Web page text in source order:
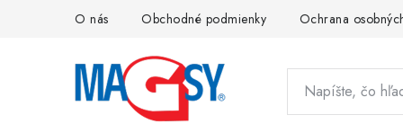
O nás Obchodné podmienky Ochrana